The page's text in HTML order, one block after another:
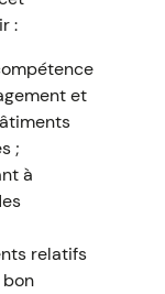
:
et
;
à
relatifs